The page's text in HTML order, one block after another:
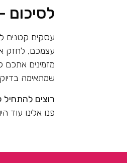
לסיכום
עסקים קטנים
עצמכם, לחזק
מזמינים אתכם
שמתאימה
רוצים
פנו אלינו עוד